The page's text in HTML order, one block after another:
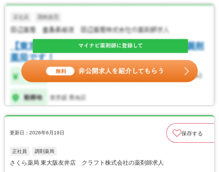
更新日：2026年6月19日 保存する
正社員 調剤薬局
さくら薬局 東大阪友井店 クラフト株式会社の薬剤師求人